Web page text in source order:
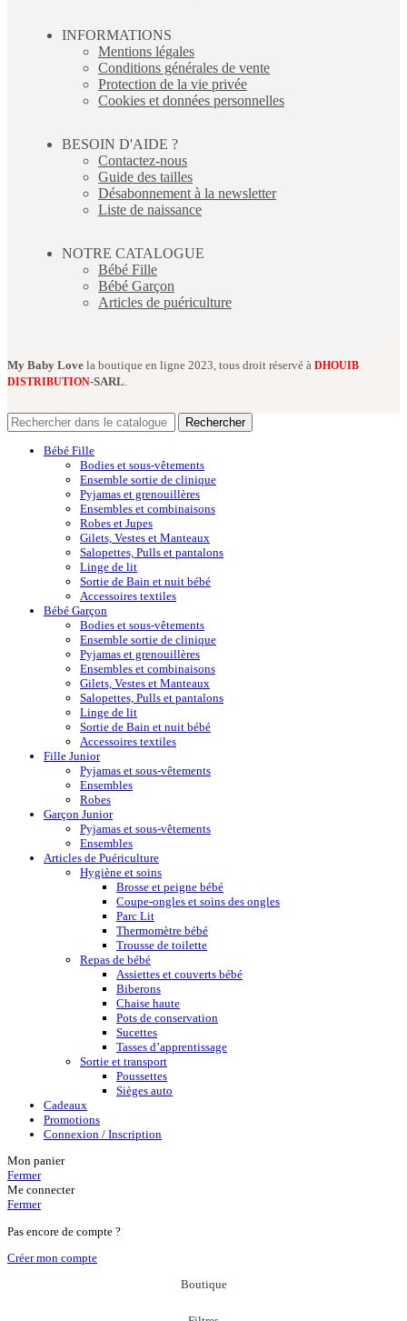
INFORMATIONS
Mentions légales
Conditions générales de vente
Protection de la vie privée
Cookies et données personnelles
BESOIN D'AIDE ?
Contactez-nous
Guide des tailles
Désabonnement à la newsletter
Liste de naissance
NOTRE CATALOGUE
Bébé Fille
Bébé Garçon
Articles de puériculture
My Baby Love la boutique en ligne 2023, tous droit réservé à DHOUIB
DISTRIBUTION-SARL
Rechercher
Bébé Fille
Bodies et sous-vêtements
Ensemble sortie de clinique
Pyjamas et grenouillères
Ensembles et combinaisons
Robes et Jupes
Gilets, Vestes et Manteaux
Salopettes, Pulls et pantalons
Linge de lit
Sortie de Bain et nuit bébé
Accessoires textiles
Bébé Garçon
Bodies et sous-vêtements
Ensemble sortie de clinique
Pyjamas et grenouillères
Ensembles et combinaisons
Gilets, Vestes et Manteaux
Salopettes, Pulls et pantalons
Linge de lit
Sortie de Bain et nuit bébé
Accessoires textiles
Fille Junior
Pyjamas et sous-vêtements
Ensembles
Robes
Garçon Junior
Pyjamas et sous-vêtements
Ensembles
Articles de Puériculture
Hygiène et soins
Brosse et peigne bébé
Coupe-ongles et soins des ongles
Parc Lit
Thermomètre bébé
Trousse de toilette
Repas de bébé
Assiettes et couverts bébé
Biberons
Chaise haute
Pots de conservation
Sucettes
Tasses d’apprentissage
Sortie et transport
Poussettes
Sièges auto
Cadeaux
Promotions
Connexion / Inscription
Mon panier
Fermer
Me connecter
Fermer
Pas encore de compte ?
Créer mon compte
Boutique